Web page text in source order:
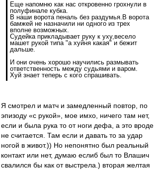
Еще напомню как нас откровенно грохнули в
полуфинале кубка.
В наши ворота пеналь без раздумья.В ворота
бамжей не назначили ни одного из трех
вполне возможных.
Судейка прикладывает руку к уху,весело
машет рукой типа "а хуйня какая" и бежит
дальше.
И они очень хорошо научились размывать
ответственность между судьями и варом.
Хуй знает теперь с кого спрашивать.
Я смотрел и матч и замедленный повтор, по
эпизоду «с рукой», мое имхо, ничего там нет,
если и была рука то от ноги дефа, а это вроде
не считается. Там если и давать то за удар
ногой в живот.)) Но непонятно был реальный
контакт или нет, думаю еслиб был то Влашич
свалился бы как от выстрела.) вторая желтая